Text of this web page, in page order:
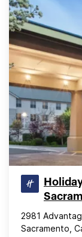
2981
Sacramento,